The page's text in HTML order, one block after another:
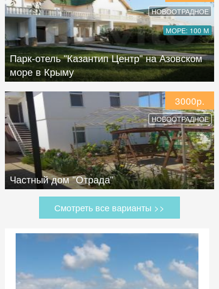
НОВООТРАДНОЕ
МОРЕ: 100 М
Парк-отель "Казантип Центр" на Азовском
море в Крыму
3000р.
НОВООТРАДНОЕ
Частный дом "Отрада"
Смотреть все варианты >>